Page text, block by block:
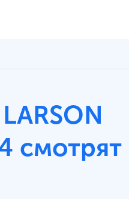
смотрят